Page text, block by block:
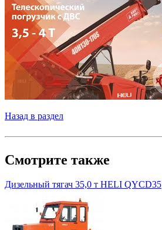
Назад в раздел
Смотрите также
Дизельный тягач 35,0 т HELI QYCD35